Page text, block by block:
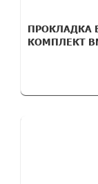
ПРОКЛАДКА
КОМПЛЕКТ